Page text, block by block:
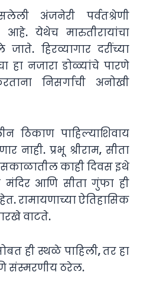
अंजनेरी पर्वतश्रेणी
आहे. येथेच मारुतीरायांचा
हिरव्यागार दरींच्या
हा नजारा डोळ्यांचे पारणे
निसर्गाची अनोखी
ठिकाण पाहिल्याशिवाय
नाही. प्रभू श्रीराम, सीता
काही दिवस इथे
मंदिर आणि सीता गुंफा ही
रामायणाच्या ऐतिहासिक
वाटते.
ही स्थळे पाहिली, तर हा
संस्मरणीय ठरेल.